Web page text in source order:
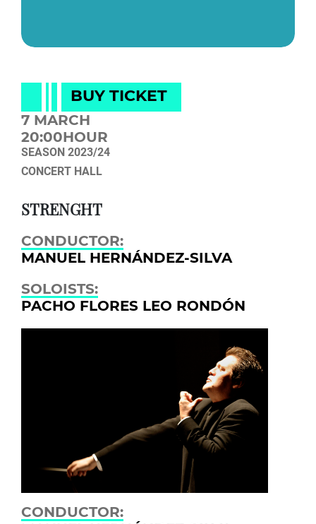
BUY TICKET
7 MARCH
20:00HOUR
SEASON 2023/24
CONCERT HALL
STRENGHT
CONDUCTOR:
MANUEL HERNÁNDEZ-SILVA
SOLOISTS:
PACHO FLORES LEO RONDÓN
CONDUCTOR: